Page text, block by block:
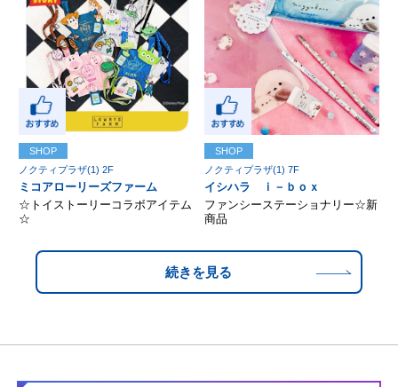
SHOP
ノクティプラザ(1) 2F
ミコアローリーズファーム
☆トイストーリーコラボアイテム
☆
SHOP
ノクティプラザ(1) 7F
イシハラ ｉ－ｂｏｘ
ファンシーステーショナリー☆新
商品
続きを見る